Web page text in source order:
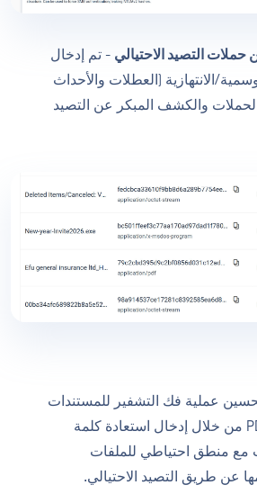
التصيد الاحتيالي - تم إدخال
الانتهازية (العطلات والأحداث
والكشف المبكر عن التصيد
عملية فك التشفير للمستندات
المحمية من Office و PDF من خلال إدخال استعادة كلمة
مع منطق احتياطي للملفات
عن طريق التصيد الاحتيالي.